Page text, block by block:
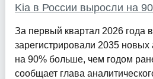
Kia в России выросли на
За первый квартал 2026 года
зарегистрировали 2035
на 90% больше, чем годом
сообщает глава